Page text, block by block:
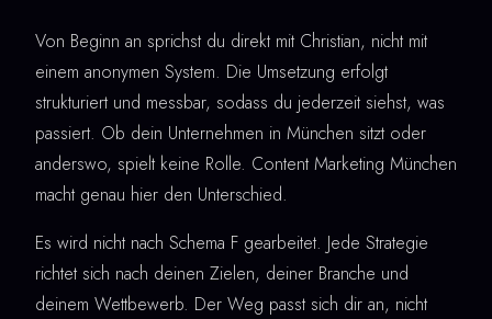
Von Beginn an sprichst du direkt mit Christian, nicht mit
einem anonymen System. Die Umsetzung erfolgt
strukturiert und messbar, sodass du jederzeit siehst, was
passiert. Ob dein Unternehmen in München sitzt oder
anderswo, spielt keine Rolle. Content Marketing München
macht genau hier den Unterschied.
Es wird nicht nach Schema F gearbeitet. Jede Strategie
richtet sich nach deinen Zielen, deiner Branche und
deinem Wettbewerb. Der Weg passt sich dir an, nicht